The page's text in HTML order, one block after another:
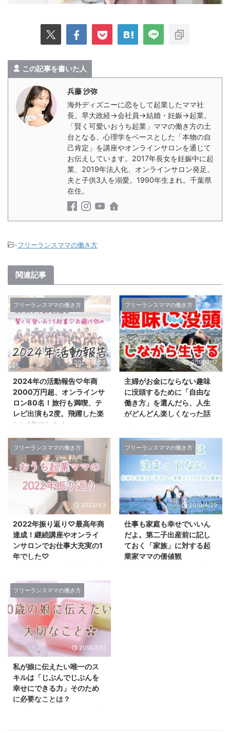
この記事を書いた人
兵藤 沙弥
海外ディズニーに恋をして起業したママ社
長。早大政経→会社員→結婚・妊娠→起業。
「賢く可愛いおうち起業」ママの働き方の土
台となる、心理学をベースとした「本物の自
己肯定」を講座やオンラインサロンを通じて
お伝えしています。2017年長女を妊娠中に起
業、2019年法人化、オンラインサロン発足。
夫と子供3人を溺愛。1990年生まれ。千葉県
在住。
-フリーランスママの働き方
関連記事
フリーランスママの働き方
2024/12/29
2024年の活動報告♡年商
2000万円超、オンラインサ
ロン80名！旅行も満喫、テ
レビ出演も2度。飛躍した楽
しい1年でした！
おうち起業ママの2024年の振り
返り 2024年も残すところ数日、
今年もありがとうございました！
なんと1年ぶりのブログです！＼
(^o^)／ 割り切ってブログを更新
しなかった１年ですが、普段は毎
日Instagramで活動しておりま
す。 ということで、前回のブロ
グは2023年の振り返り記事でし
たが、 今年も毎年恒例１年の活
動報告をまとめます。 過去の振
り返り記事はこちら＾＾ まず記
事の前半で、今年のお仕事の話、
旅行などプライベートの話（こっ
ちのほうが長いｗ）と、 ...
フリーランスママの働き方
2018/7/17
主婦がお金にならない趣味
に没頭するために「自由な
働き方」を選んだら、人生
がどんどん楽しくなった話
い！！ お金になる趣味、ならな
い趣味？ 私は今、個人でPC一台
で仕事をするというスタイルを叶
えられるようになりました。 も
ともとこの仕事を選んだ大きなき
っかけは、 産後の職場復帰問題
がキッカケではありましたが、
実際はもっと複合的な理由で、
個人でPC一台で働く、という自
由を叶えるといろんな可能性が広
がります。 お金にならない趣味
に時間をかける 私は 「お金にな
らない趣味」に時間をかけたい
フリーランスママの働き方
2023/1/3
2022年振り返り♡最高年商
達成！継続講座やオンライ
ンサロンでお仕事大充実の1
年でした♡
り返り 2023年、あけましておめ
でとうございます！＾＾ 本年も
よろしくお願い致します♡ 昨年
はとにかくお仕事大充実の1年で
した！ 簡単に1年のプレイバック
をしていきたいと思います♪ 過去
の振り返り記事はこちら＾＾
2022年1〜5月 ライフデザイン講
座胡蝶蘭クラス まず2022年の1
月からは、なんといっても 大人
女子の学校「ライフデザイン講
座」、 兵藤沙弥4期目となる「胡
蝶蘭クラス」が開講しました♡
フリーランスママの働き方
2019/4/29
仕事も家庭も幸せでいいん
だよ。第二子出産前に記し
ておく「家族」に対する起
業家ママの価値観
フリーランスママの働き方
2018/7/31
私が娘に伝えたい唯一のス
キルは「じぶんでじぶんを
幸せにできる力」そのため
に必要なことは？